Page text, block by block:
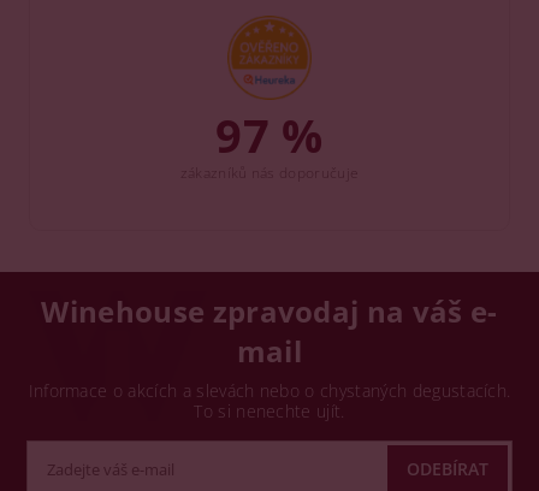
97 %
Winehouse zpravodaj na váš e-
mail
Informace o akcích a slevách nebo o chystaných degustacích.
To si nenechte ujít.